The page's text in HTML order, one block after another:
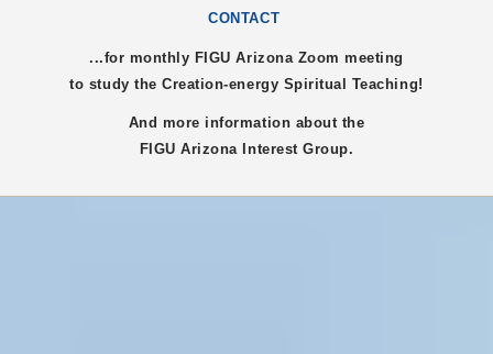
CONTACT
...for monthly FIGUArizona Zoom meeting
to study the Creation-energy Spiritual Teaching!
And more information about the
FIGUArizonaInterest Group.